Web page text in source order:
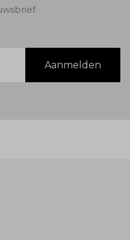
Aanmelden